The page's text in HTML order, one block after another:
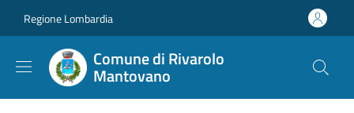
Regione Lombardia
Comune di Rivarolo
Mantovano